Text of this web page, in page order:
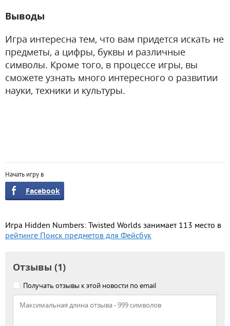
Выводы
Игра интересна тем, что вам придется искать не
предметы, а цифры, буквы и различные
символы. Кроме того, в процессе игры, вы
сможете узнать много интересного о развитии
науки, техники и культуры.
Начать игру в
Facebook
Игра Hidden Numbers: Twisted Worlds занимает 113 место в
рейтинге Поиск предметов для Фейсбук
Отзывы (1)
Получать отзывы к этой новости по email